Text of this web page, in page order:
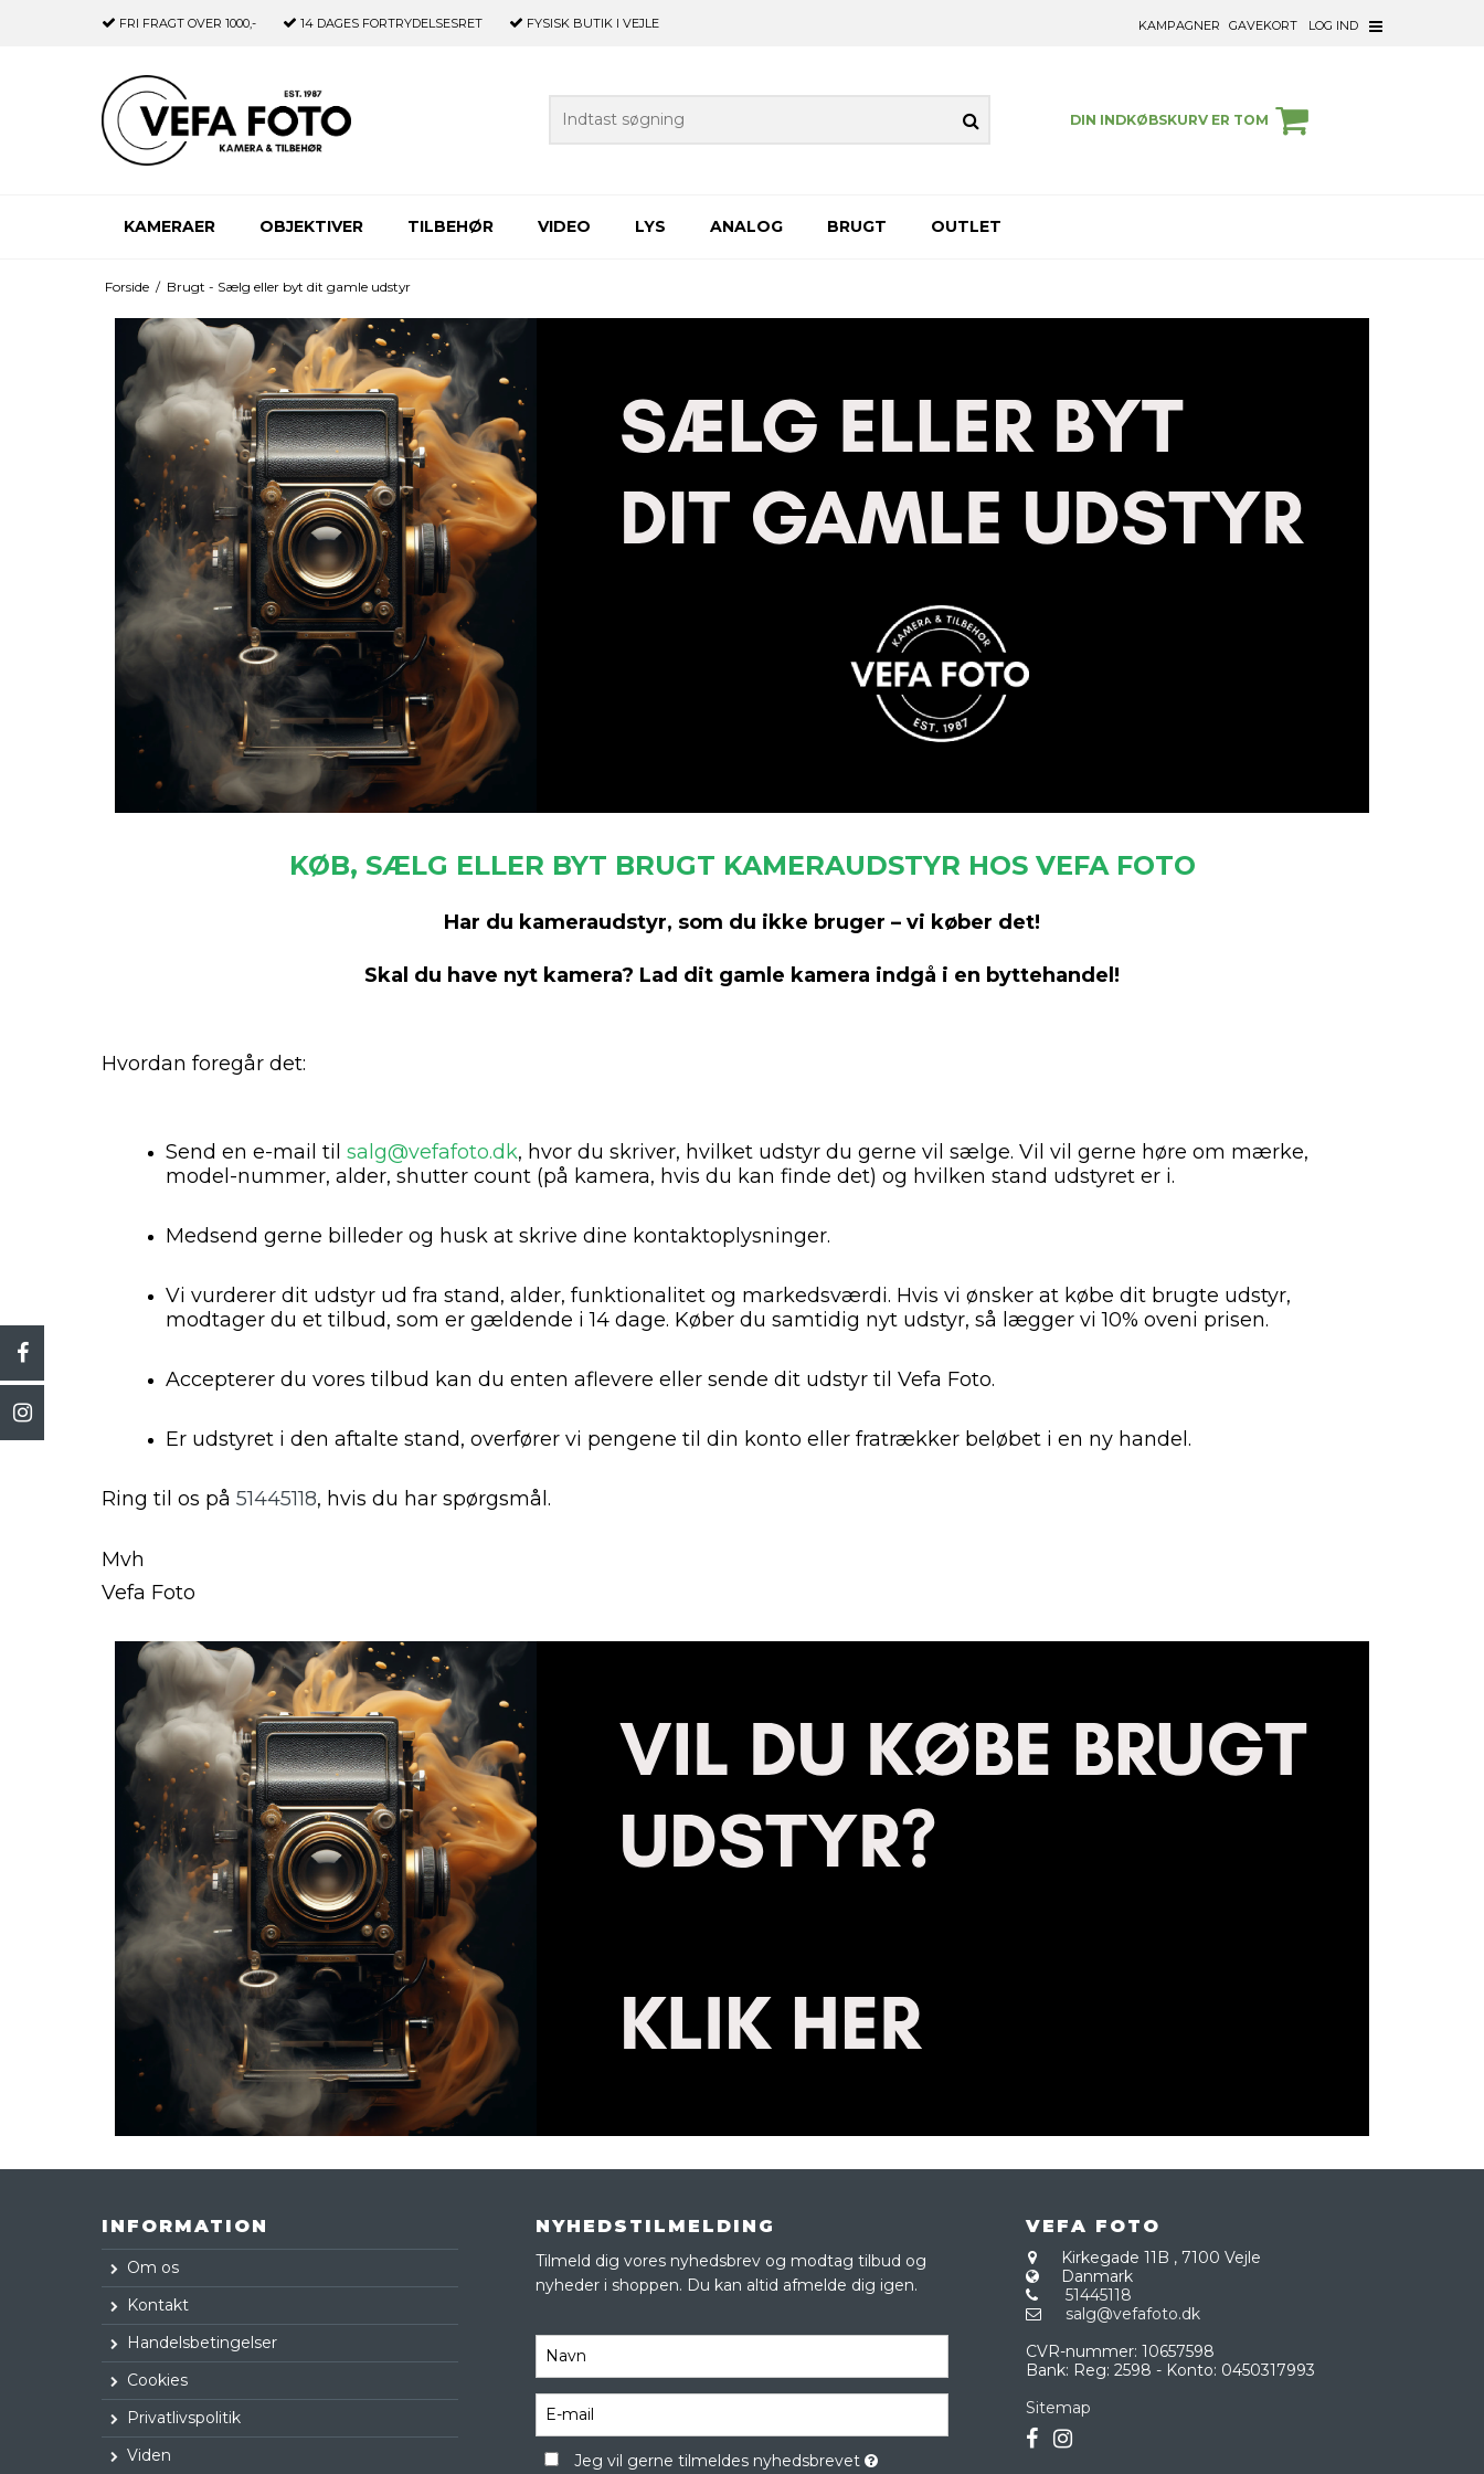
FRI FRAGT OVER 1000,- 14 DAGES FORTRYDELSESRET FYSISK BUTIK I VEJLE KAMPAGNER GAVEKORT LOG IND
DIN INDKØBSKURV ER TOM
KAMERAER OBJEKTIVER TILBEHØR VIDEO LYS ANALOG BRUGT OUTLET
Forside / Brugt - Sælg eller byt dit gamle udstyr
KØB, SÆLG ELLER BYT BRUGT KAMERAUDSTYR HOS VEFA FOTO
Har du kameraudstyr, som du ikke bruger – vi køber det!
Skal du have nyt kamera? Lad dit gamle kamera indgå i en byttehandel!
Hvordan foregår det:
Send en e-mail til salg@vefafoto.dk, hvor du skriver, hvilket udstyr du gerne vil sælge. Vil vil gerne høre om mærke,
model-nummer, alder, shutter count (på kamera, hvis du kan finde det) og hvilken stand udstyret er i.
Medsend gerne billeder og husk at skrive dine kontaktoplysninger.
Vi vurderer dit udstyr ud fra stand, alder, funktionalitet og markedsværdi. Hvis vi ønsker at købe dit brugte udstyr,
modtager du et tilbud, som er gældende i 14 dage. Køber du samtidig nyt udstyr, så lægger vi 10% oveni prisen.
Accepterer du vores tilbud kan du enten aflevere eller sende dit udstyr til Vefa Foto.
Er udstyret i den aftalte stand, overfører vi pengene til din konto eller fratrækker beløbet i en ny handel.
Ring til os på 51445118, hvis du har spørgsmål.
Mvh
Vefa Foto
INFORMATION
Om os
Kontakt
Handelsbetingelser
Cookies
Privatlivspolitik
Viden
NYHEDSTILMELDING
Tilmeld dig vores nyhedsbrev og modtag tilbud og
nyheder i shoppen. Du kan altid afmelde dig igen.
Jeg vil gerne tilmeldes nyhedsbrevet
VEFA FOTO
Kirkegade 11B ,7100 Vejle
Danmark
51445118
salg@vefafoto.dk
CVR-nummer: 10657598
Bank: Reg: 2598 - Konto: 0450317993
Sitemap